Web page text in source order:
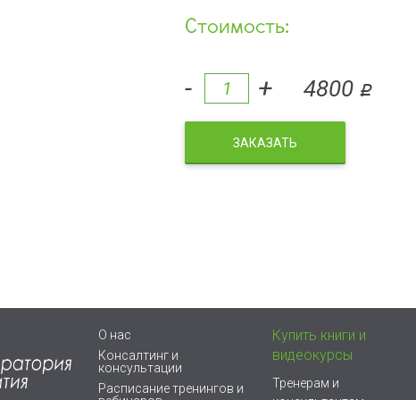
Стоимость:
- + 4800 q
ЗАКАЗАТЬ
О нас
Консалтинг и
консультации
Расписание тренингов и
Купить книги и
видеокурсы
Тренерам и